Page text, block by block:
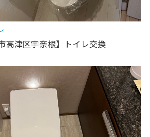
高津区宇奈根】トイレ交換